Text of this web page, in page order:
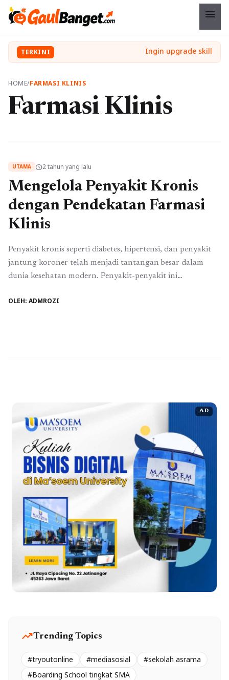
menu
TERKINI
HOME/FARMASI KLINIS
Farmasi Klinis
UTAMA schedule2 tahun yang lalu
Mengelola Penyakit Kronis
dengan Pendekatan Farmasi
Klinis
Penyakit kronis seperti diabetes, hipertensi, dan penyakit
jantung koroner telah menjadi tantangan besar dalam
dunia kesehatan modern. Penyakit-penyakit ini
hanya mengandalkan pengobatan tetapi juga perubahan
OLEH: ADMROZI
AD
trending_upTrending Topics
#tryoutonline #mediasosial
#sekolah asrama
#Boarding School tingkat SMA